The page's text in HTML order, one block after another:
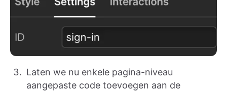
Laten we nu enkele pagina-niveau
aangepaste code toevoegen aan de